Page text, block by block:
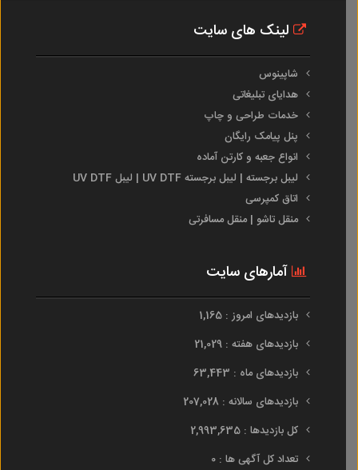
لینک های سایت
شاپینوس
هدایای تبلیغاتی
خدمات طراحی و چاپ
پنل پیامک رایگان
انواع جعبه و کارتن آماده
لیبل برجسته | لیبل برجسته UV DTF | لیبل UV DTF
اتاق کمپرسی
منقل تاشو | منقل مسافرتی
آمارهای سایت
بازدیدهای امروز : 1,165
بازدیدهای هفته : 21,029
بازدیدهای ماه : 63,443
بازدیدهای سالانه : 207,028
کل بازدیدها : 2,993,635
تعداد کل آگهی ها : 0